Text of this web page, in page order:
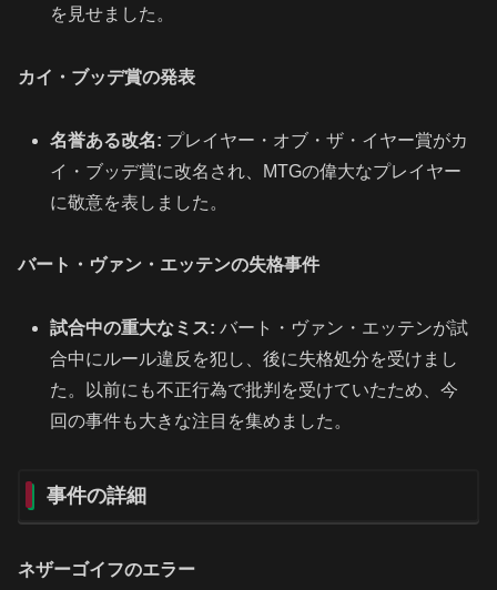
を見せました。
カイ・ブッデ賞の発表
名誉ある改名: プレイヤー・オブ・ザ・イヤー賞がカ
イ・ブッデ賞に改名され、MTGの偉大なプレイヤー
に敬意を表しました。
バート・ヴァン・エッテンの失格事件
試合中の重大なミス: バート・ヴァン・エッテンが試
合中にルール違反を犯し、後に失格処分を受けまし
た。以前にも不正行為で批判を受けていたため、今
回の事件も大きな注目を集めました。
事件の詳細
ネザーゴイフのエラー